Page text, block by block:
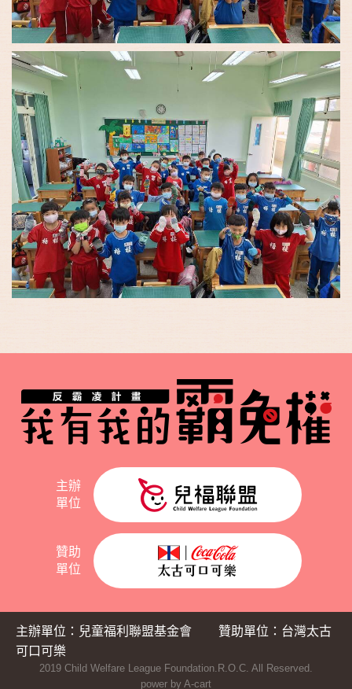
主辦
單位
贊助
單位
主辦單位：兒童福利聯盟基金會
贊助單位：台灣太古
可口可樂
2019 Child Welfare League Foundation.R.O.C. All Reserved.
power by A-cart